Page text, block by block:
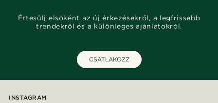
Értesülj elsőként az új érkezésekről, a legfrissebb
trendekről és a különleges ajánlatokról.
CSATLAKOZZ
INSTAGRAM